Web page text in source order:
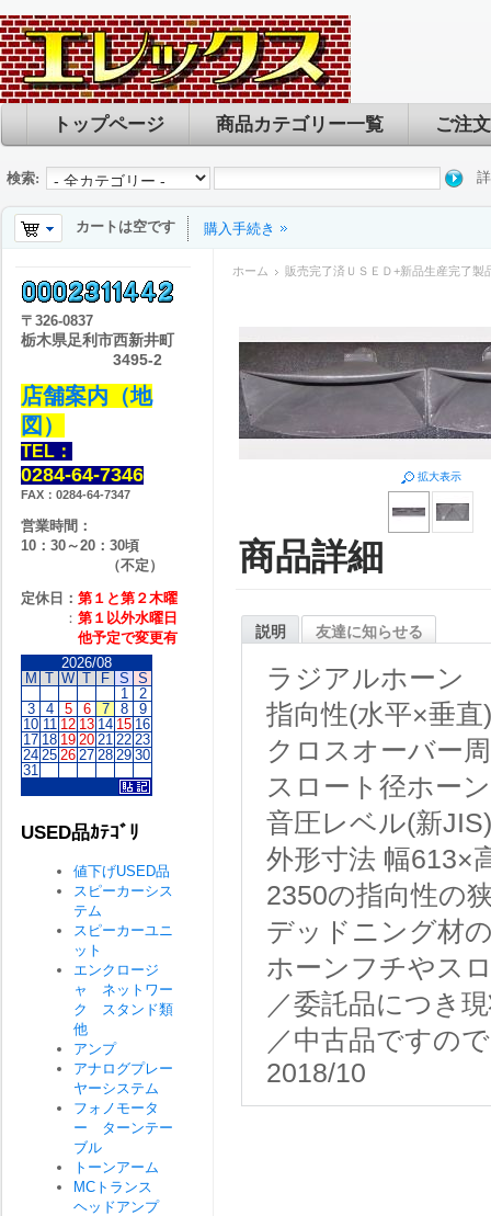
トップページ 商品カテゴリー一覧 ご注
検索:
カートは空です 購入手続き
ホーム 販売完了済ＵＳＥＤ+新品生産完了製
拡大表示
商品詳細
説明 友達に知らせる
ラジアルホーン
指向性(水平×垂
クロスオーバー
スロート径ホー
音圧レベル(新
外形寸法 幅613×
2350の指向性の
デッドニング材
ホーンフチやス
／委託品につき
／中古品ですの
2018/10
〒 326-0837
栃木県足利市西新井町
3495-2
店舗案内（地
図）
TEL：
0284-64-7346
FAX：0284-64-7347
営業時間：
10：30～20：30頃
（不定）
定休日： 第１と第２木曜
： 第１以外水曜日
他予定で変更有
2026/08
M T W T F S S
1
2
3
4 5 6 7 8
9
10 11 12 13 14 15 16
17 18 19 20 21 22 23
24 25 26 27 28 29 30
31
USED品ｶﾃｺﾞﾘ
値下げUSED品
スピーカーシス
テム
スピーカーユニ
ット
エンクロージ
ャ ネットワー
ク スタンド類
他
アンプ
アナログプレー
ヤーシステム
フォノモータ
ー ターンテー
ブル
トーンアーム
MCトランス
ヘッドアンプ